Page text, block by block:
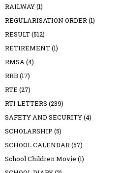
RAILWAY(1)
REGULARISATION ORDER(1)
RESULT(512)
RETIREMENT(1)
RMSA(4)
RRB (17)
RTE (27)
RTI LETTERS (239)
SAFETY AND SECURITY(4)
SCHOLARSHIP (5)
SCHOOL CALENDAR(57)
School Children Movie (1)